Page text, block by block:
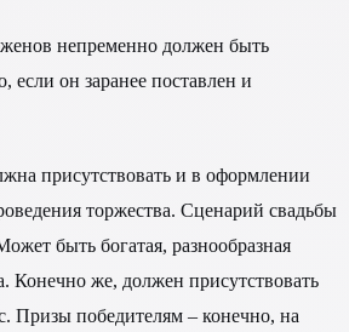
непременно должен быть
если он заранее поставлен и
присутствовать и в оформлении
торжества. Сценарий свадьбы
быть богатая, разнообразная
Конечно же, должен присутствовать
Призы победителям – конечно, на